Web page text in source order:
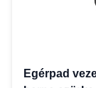
Egérpad